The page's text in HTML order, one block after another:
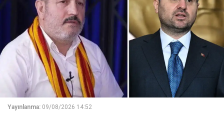
Yayınlanma: 09/08/2026 14:52